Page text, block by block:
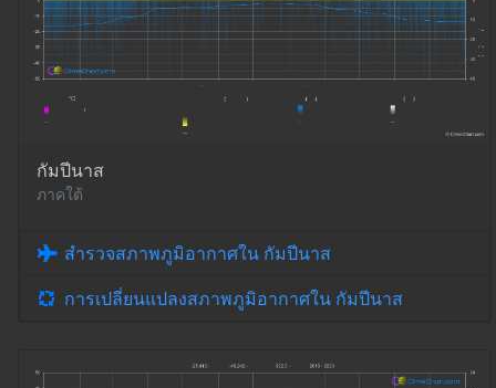
กัมปีนาส
ภาคใต้
สำรวจสภาพภูมิอากาศใน กัมปีนาส
การเปลี่ยนแปลงสภาพภูมิอากาศใน กัมปีนาส